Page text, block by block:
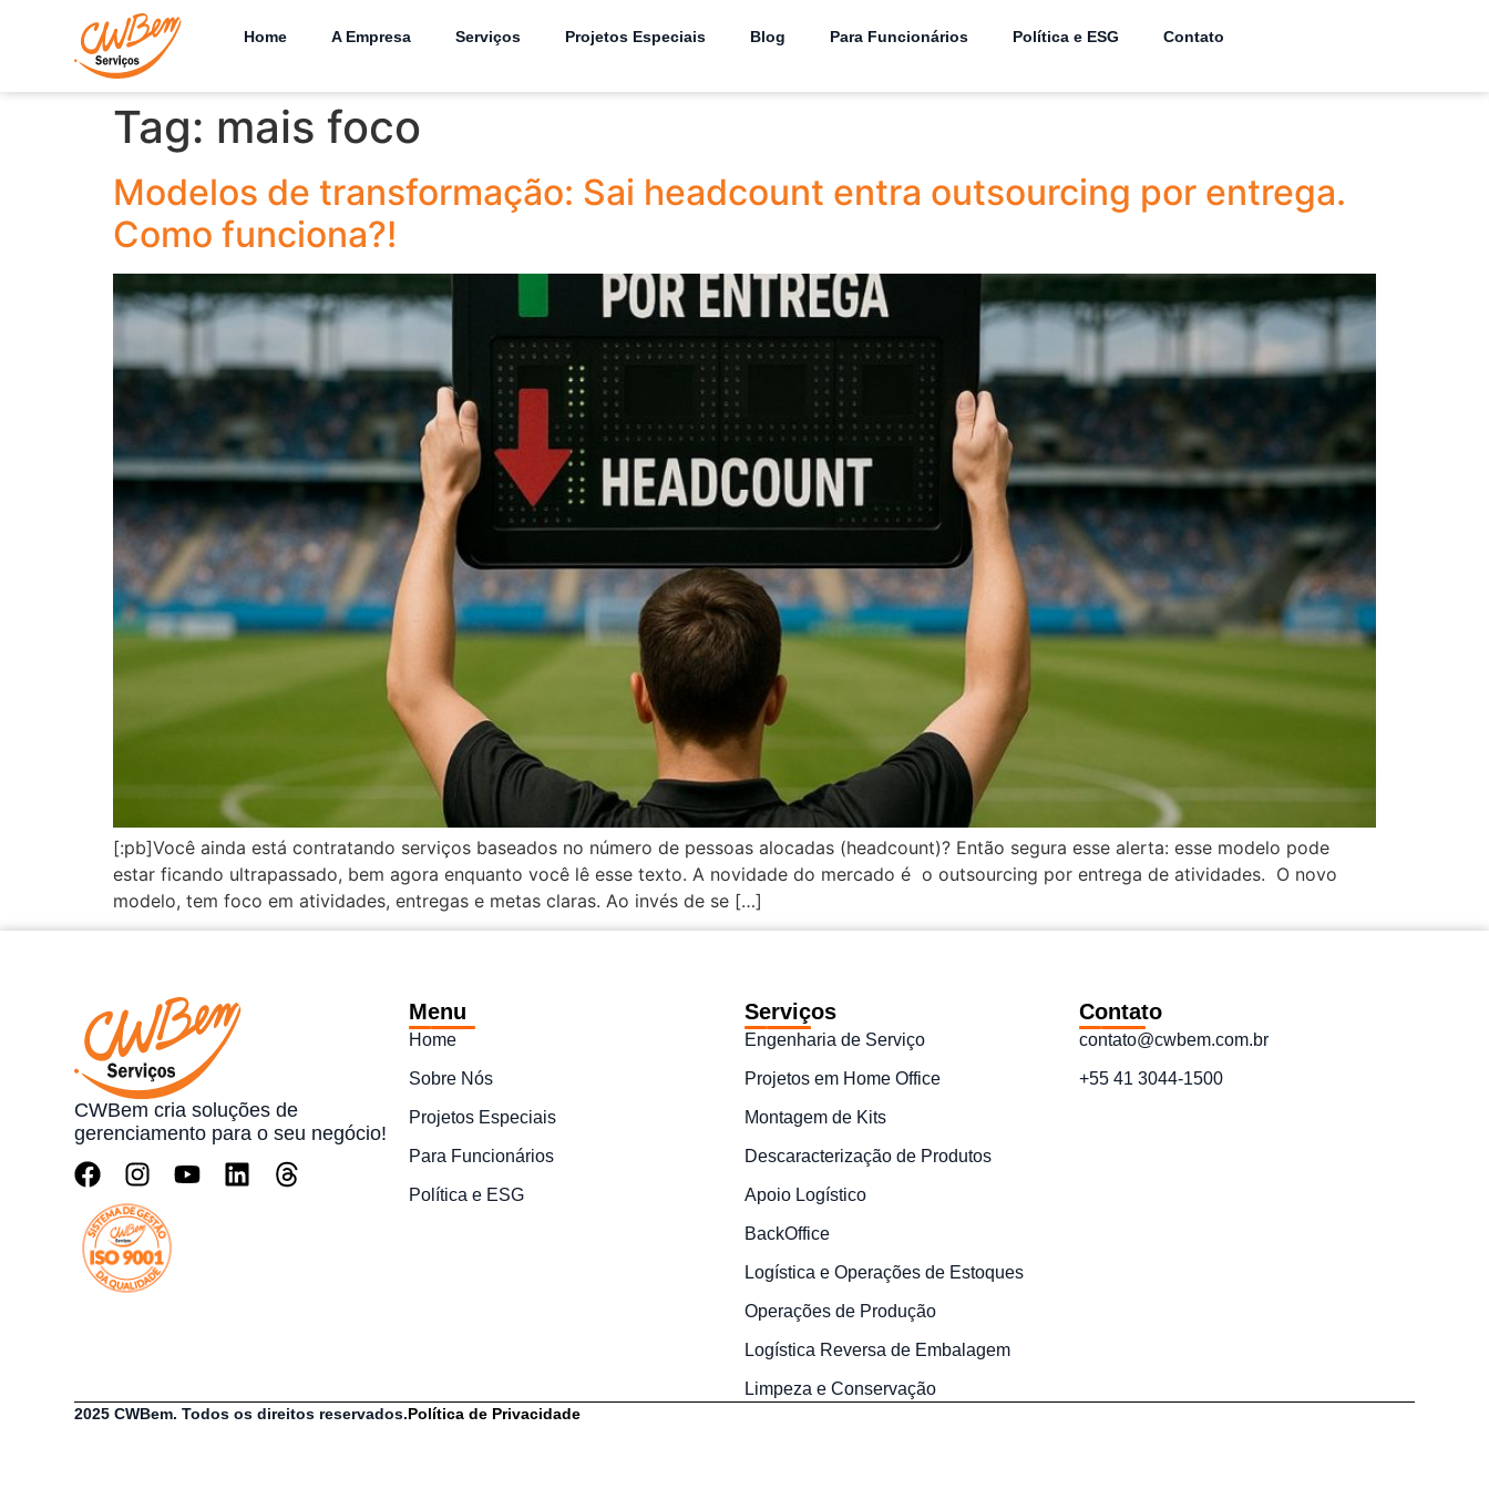
Home A Empresa Serviços Projetos Especiais Blog Para Funcionários Política e ESG Contato
Tag: mais foco
Modelos de transformação: Sai headcount entra outsourcing por entrega.
Como funciona?!
[:pb]Você ainda está contratando serviços baseados no número de pessoas alocadas (headcount)? Então segura esse alerta: esse modelo pode
estar ficando ultrapassado, bem agora enquanto você lê esse texto. A novidade do mercado é o outsourcing por entrega de atividades. O novo
modelo, tem foco em atividades, entregas e metas claras. Ao invés de se […]
CWBem cria soluções de
gerenciamento para o seu negócio!
Menu
Home
Sobre Nós
Projetos Especiais
Para Funcionários
Política e ESG
Serviços
Engenharia de Serviço
Projetos em Home Office
Montagem de Kits
Descaracterização de Produtos
Apoio Logístico
BackOffice
Logística e Operações de Estoques
Operações de Produção
Logística Reversa de Embalagem
Limpeza e Conservação
Contato
contato@cwbem.com.br
+55 41 3044-1500
2025 CWBem. Todos os direitos reservados.Política de Privacidade